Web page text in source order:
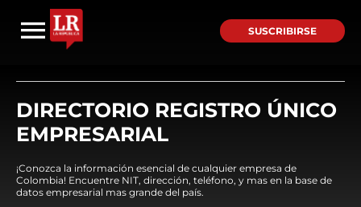
SUSCRIBIRSE
DIRECTORIO REGISTRO ÚNICO
EMPRESARIAL
¡Conozca la información esencial de cualquier empresa de
Colombia! Encuentre NIT, dirección, teléfono, y mas en la base de
datos empresarial mas grande del país.